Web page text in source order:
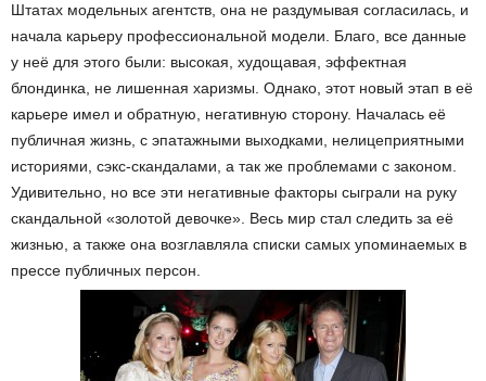
Штатах модельных агентств, она не раздумывая согласилась, и
начала карьеру профессиональной модели. Благо, все данные
у неё для этого были: высокая, худощавая, эффектная
блондинка, не лишенная харизмы. Однако, этот новый этап в её
карьере имел и обратную, негативную сторону. Началась её
публичная жизнь, с эпатажными выходками, нелицеприятными
историями, сэкс-скандалами, а так же проблемами с законом.
Удивительно, но все эти негативные факторы сыграли на руку
скандальной «золотой девочке». Весь мир стал следить за её
жизнью, а также она возглавляла списки самых упоминаемых в
прессе публичных персон.